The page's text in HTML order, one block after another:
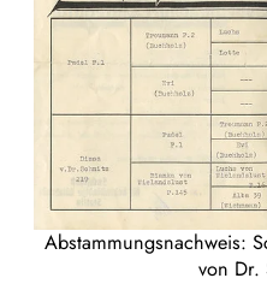
Abstammungsnachweis:
von Dr.